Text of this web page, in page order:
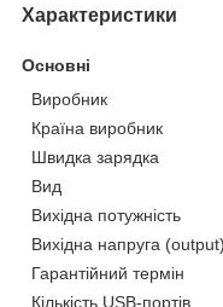
Характеристики
Основні
Виробник
Країна виробник
Швидка зарядка
Вид
Вихідна потужність
Вихідна напруга (output)
Гарантійний термін
Кількість USB-портів